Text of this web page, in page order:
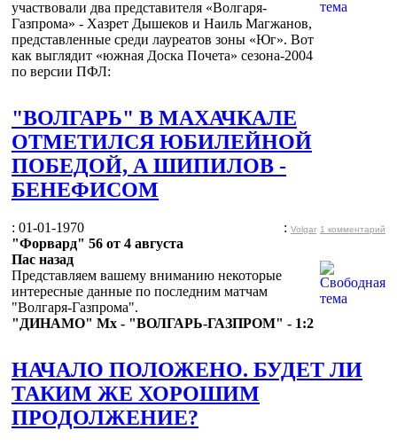
участвовали два представителя «Волгаря-
Газпрома» - Хазрет Дышеков и Наиль Магжанов,
представленные среди лауреатов зоны «Юг». Вот
как выглядит «южная Доска Почета» сезона-2004
по версии ПФЛ:
"ВОЛГАРЬ" В МАХАЧКАЛЕ
ОТМЕТИЛСЯ ЮБИЛЕЙНОЙ
ПОБЕДОЙ, А ШИПИЛОВ -
БЕНЕФИСОМ
: 01-01-1970 : Volgar 1 комментарий
"Форвард" 56 от 4 августа
Пас назад
Представляем вашему вниманию некоторые
интересные данные по последним матчам
"Волгаря-Газпрома".
"ДИНАМО" Мх - "ВОЛГАРЬ-ГАЗПРОМ" - 1:2
НАЧАЛО ПОЛОЖЕНО. БУДЕТ ЛИ
ТАКИМ ЖЕ ХОРОШИМ
ПРОДОЛЖЕНИЕ?